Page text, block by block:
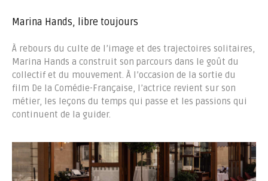
Marina Hands, libre toujours
À rebours du culte de l’image et des trajectoires solitaires,
Marina Hands a construit son parcours dans le goût du
collectif et du mouvement. À l’occasion de la sortie du
film De la Comédie-Française, l’actrice revient sur son
métier, les leçons du temps qui passe et les passions qui
continuent de la guider.